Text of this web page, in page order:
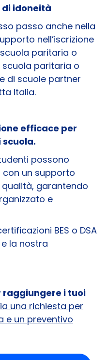
di idoneità
passo anche nella
nell’iscrizione
paritaria o
scuola paritaria o
di scuole partner
Italia.
efficace per
possono
un supporto
garantendo
e
BES o DSA
la nostra
raggiungere i tuoi
una richiesta per
e un preventivo